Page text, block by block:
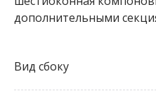
дополнительными
Вид сбоку